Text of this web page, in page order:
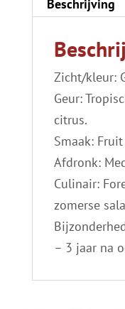
Beschrijving
Zicht/kleur:
Geur:
citrus.
Smaak:
Afdronk:
Culinair:
zomerse
– 3 jaar na